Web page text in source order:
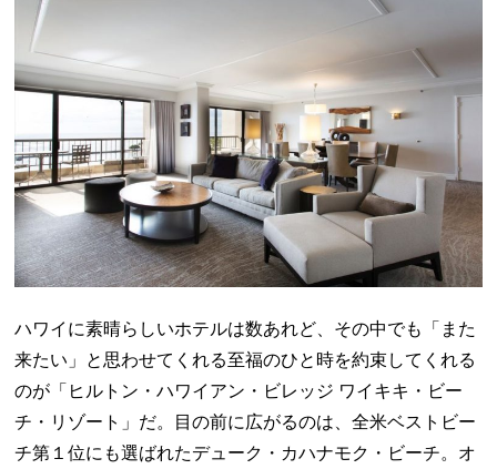
ハワイに素晴らしいホテルは数あれど、その中でも「また
来たい」と思わせてくれる至福のひと時を約束してくれる
のが「ヒルトン・ハワイアン・ビレッジ ワイキキ・ビー
チ・リゾート」だ。目の前に広がるのは、全米ベストビー
チ第１位にも選ばれたデューク・カハナモク・ビーチ。オ